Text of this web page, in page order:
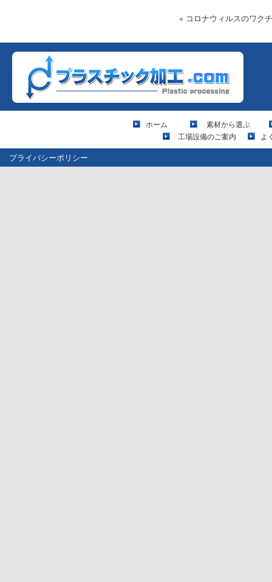
« コロナウィルスのワク
ホーム
素材から選ぶ
工場設備のご案内
よ
プライバシーポリシー